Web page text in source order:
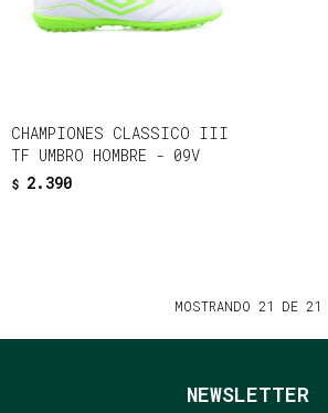
CHAMPIONES CLASSICO III
TF UMBRO HOMBRE - 09V
$ 2.390
MOSTRANDO 21 DE 21
NEWSLETTER